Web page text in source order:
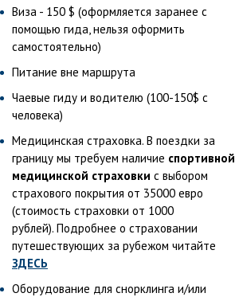
Виза - 150 $ (оформляется заранее с
помощью гида, нельзя оформить
самостоятельно)
Питание вне маршрута
Чаевые гиду и водителю (100-150$ c
человека)
Медицинская страховка. В поездки за
границу мы требуем наличие спортивной
медицинской страховки с выбором
страхового покрытия от 35000 евро
(стоимость страховки от 1000
рублей). Подробнее о страховании
путешествующих за рубежом читайте
ЗДЕСЬ
Оборудование для снорклинга и/или